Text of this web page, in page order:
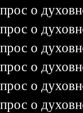
о
о
о
о
о
о